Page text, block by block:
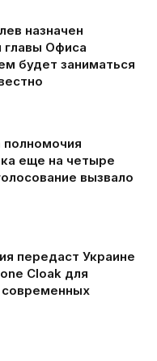
назначен
главы Офиса
будет заниматься
еще на четыре
вызвало
передаст Украине
Cloak для
современных